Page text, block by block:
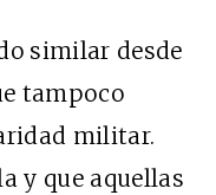
similar desde
tampoco
militar.
y que aquellas